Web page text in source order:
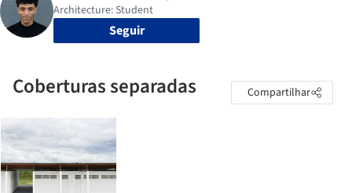
Seguir
Coberturas separadas Compartilhar